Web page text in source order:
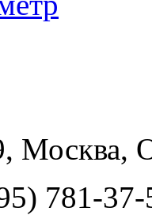
Москва,
781-37-